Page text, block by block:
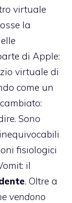
virtuale
la
di Apple:
virtuale di
come un
Sono
fisiologici
: il
. Oltre a
vendono